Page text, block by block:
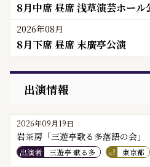
8月中席 昼席 浅草演芸ホール
2026年08月
8月下席 昼席 末廣亭公演
出演情報
2026年09月19日
岩茶房「三遊亭歌る多落語の会」
出演者 三遊亭 歌る多 東京都